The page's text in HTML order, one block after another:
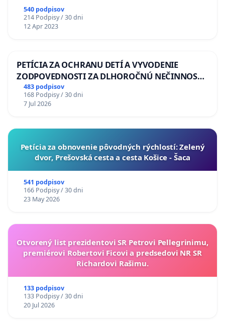
540 podpisov
214 Podpisy / 30 dni
12 Apr 2023
PETÍCIA ZA OCHRANU DETÍ A VYVODENIE
ZODPOVEDNOSTI ZA DLHOROČNÚ NEČINNOSŤ
A ZLYHANIE ŠTÁTU
483 podpisov
168 Podpisy / 30 dni
7 Jul 2026
​Petícia za obnovenie pôvodných rýchlostí: Zelený
dvor, Prešovská cesta a cesta Košice - Šaca
541 podpisov
166 Podpisy / 30 dni
23 May 2026
Otvorený list prezidentovi SR Petrovi Pellegrinimu,
premiérovi Robertovi Ficovi a predsedovi NR SR
Richardovi Rašimu.
133 podpisov
133 Podpisy / 30 dni
20 Jul 2026